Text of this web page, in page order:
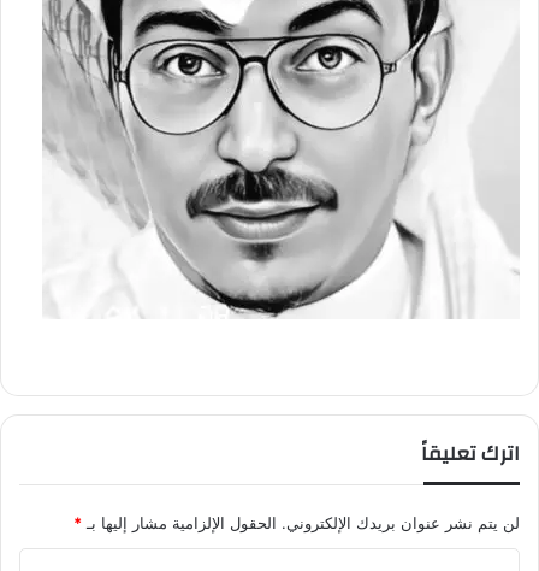
اترك تعليقاً
لن يتم نشر عنوان بريدك الإلكتروني. الحقول الإلزامية مشار إليها بـ *